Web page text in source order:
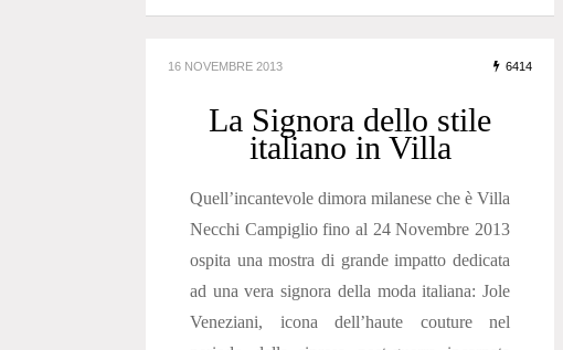
16 NOVEMBRE 2013 6414
La Signora dello stile
italiano in Villa
Quell’incantevole dimora milanese che è Villa
Necchi Campiglio fino al 24 Novembre 2013
ospita una mostra di grande impatto dedicata
ad una vera signora della moda italiana: Jole
Veneziani, icona dell’haute couture nel